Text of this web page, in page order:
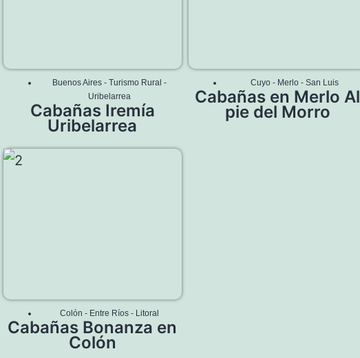
Buenos Aires -Turismo Rural -
Uribelarrea
Cabañas Iremía
Uribelarrea
Cuyo - Merlo -San Luis
Cabañas en Merlo Al
pie del Morro
Colón - Entre Ríos - Litoral
Cabañas Bonanza en
Colón